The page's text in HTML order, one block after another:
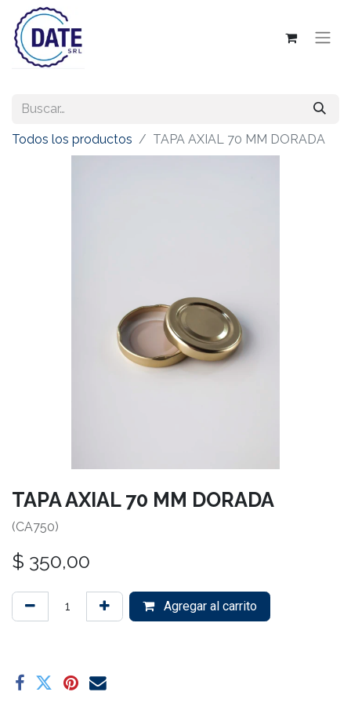
Todos los productos TAPA AXIAL 70 MM DORADA
TAPA AXIAL 70 MM DORADA
(CA750)
$ 350,00
Agregar al carrito